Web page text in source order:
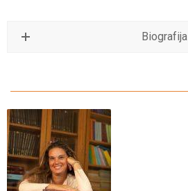
Biografija